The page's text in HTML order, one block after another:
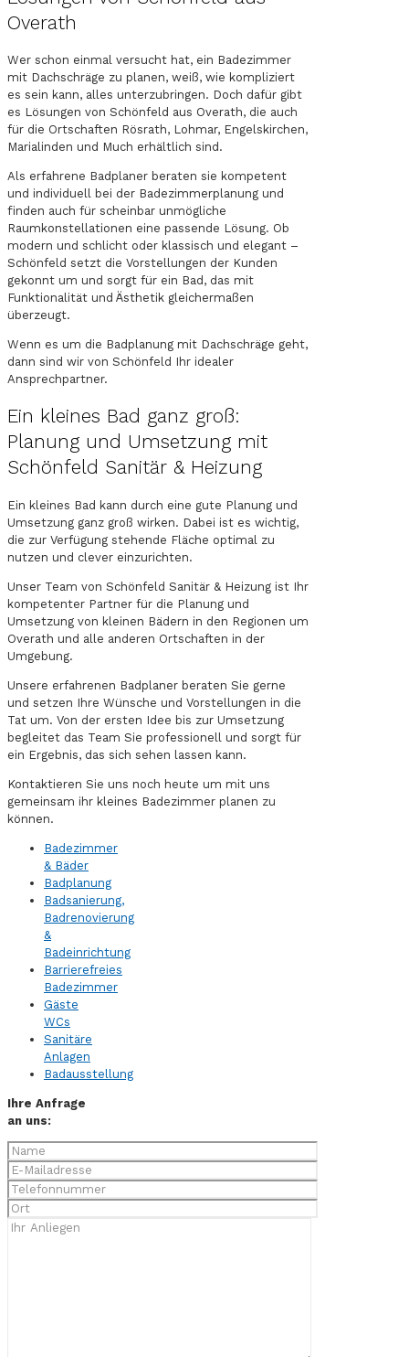
Overath
Wer schon einmal versucht hat, ein Badezimmer
mit Dachschräge zu planen, weiß, wie kompliziert
es sein kann, alles unterzubringen. Doch dafür gibt
es Lösungen von Schönfeld aus Overath, die auch
für die Ortschaften Rösrath, Lohmar, Engelskirchen,
Marialinden und Much erhältlich sind.
Als erfahrene Badplaner beraten sie kompetent
und individuell bei der Badezimmerplanung und
finden auch für scheinbar unmögliche
Raumkonstellationen eine passende Lösung. Ob
modern und schlicht oder klassisch und elegant –
Schönfeld setzt die Vorstellungen der Kunden
gekonnt um und sorgt für ein Bad, das mit
Funktionalität und Ästhetik gleichermaßen
überzeugt.
Wenn es um die Badplanung mit Dachschräge geht,
dann sind wir von Schönfeld Ihr idealer
Ansprechpartner.
Ein kleines Bad ganz groß:
Planung und Umsetzung mit
Schönfeld Sanitär & Heizung
Ein kleines Bad kann durch eine gute Planung und
Umsetzung ganz groß wirken. Dabei ist es wichtig,
die zur Verfügung stehende Fläche optimal zu
nutzen und clever einzurichten.
Unser Team von Schönfeld Sanitär & Heizung ist Ihr
kompetenter Partner für die Planung und
Umsetzung von kleinen Bädern in den Regionen um
Overath und alle anderen Ortschaften in der
Umgebung.
Unsere erfahrenen Badplaner beraten Sie gerne
und setzen Ihre Wünsche und Vorstellungen in die
Tat um. Von der ersten Idee bis zur Umsetzung
begleitet das Team Sie professionell und sorgt für
ein Ergebnis, das sich sehen lassen kann.
Kontaktieren Sie uns noch heute um mit uns
gemeinsam ihr kleines Badezimmer planen zu
können.
Badezimmer
& Bäder
Badplanung
Badsanierung,
Badrenovierung
&
Badeinrichtung
Barrierefreies
Badezimmer
Gäste
WCs
Sanitäre
Anlagen
Badausstellung
Ihre Anfrage
an uns: